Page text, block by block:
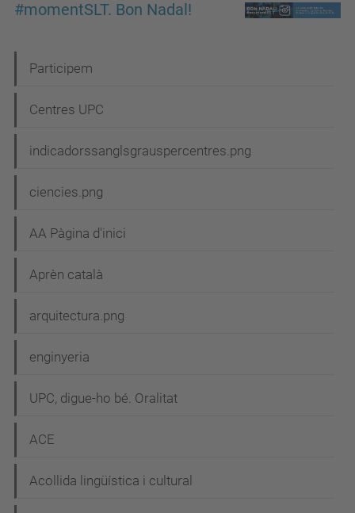
#momentSLT. Bon Nadal!
a
v
g
a
i
ó
Participem
Centres UPC
indicadorssanglsgrauspercentres.png
ciencies.png
AA Pàgina d'inici
Aprèn català
arquitectura.png
enginyeria
UPC, digue-ho bé. Oralitat
ACE
Acollida lingüística i cultural